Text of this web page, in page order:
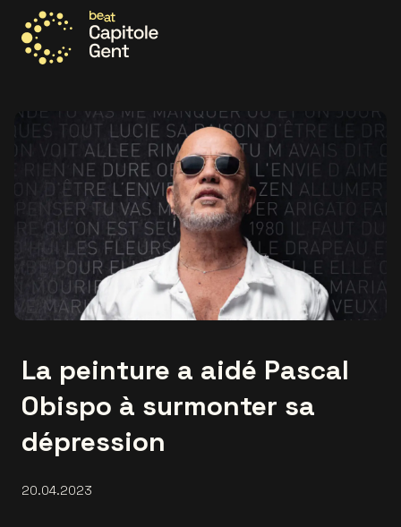
La peinture a aidé Pascal
Obispo à surmonter sa
dépression
20.04.2023